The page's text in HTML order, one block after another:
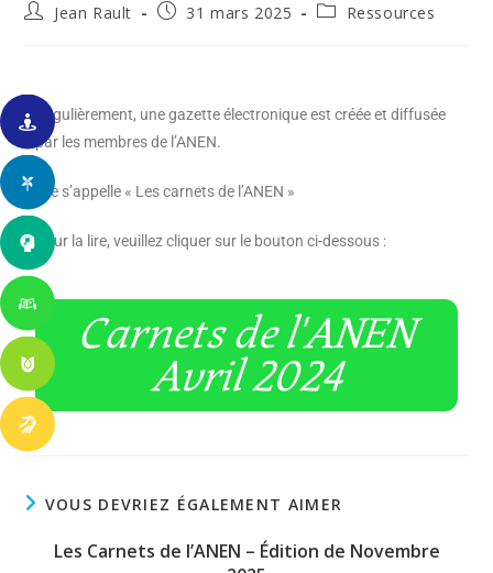
Jean Rault 31 mars 2025 Ressources
Régulièrement, une gazette électronique est créée et diffusée
par les membres de l’ANEN.
Elle s’appelle « Les carnets de l’ANEN »
Pour la lire, veuillez cliquer sur le bouton ci-dessous :
Carnets de l'ANEN
Avril 2024
VOUS DEVRIEZ ÉGALEMENT AIMER
Les Carnets de l’ANEN – Édition de Novembre